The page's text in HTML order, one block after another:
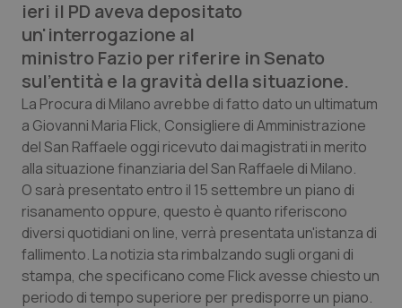
Abruzzo
Basilicata
Calabria
Campania
Emilia-Romagna
Friuli Venezia Giulia
Lazio
QS Pro Gold
Artrite & artrosi
Asma & BPCO
Car-T
Colesterolo & coronaropatie
Dermatite Atopica
Diabete & glucometri
QS Club Newsletter
ieri il PD aveva depositato
un'interrogazione al
ministro Fazio per riferire in Senato
sul'entità e la gravità della situazione.
La Procura di Milano avrebbe di fatto dato un ultimatum
a Giovanni Maria Flick, Consigliere di Amministrazione
del San Raffaele oggi ricevuto dai magistrati in merito
alla situazione finanziaria del San Raffaele di Milano.
O sarà presentato entro il 15 settembre un piano di
risanamento oppure, questo è quanto riferiscono
diversi quotidiani on line, verrà presentata un'istanza di
fallimento. La notizia sta rimbalzando sugli organi di
stampa, che specificano come Flick avesse chiesto un
periodo di tempo superiore per predisporre un piano.